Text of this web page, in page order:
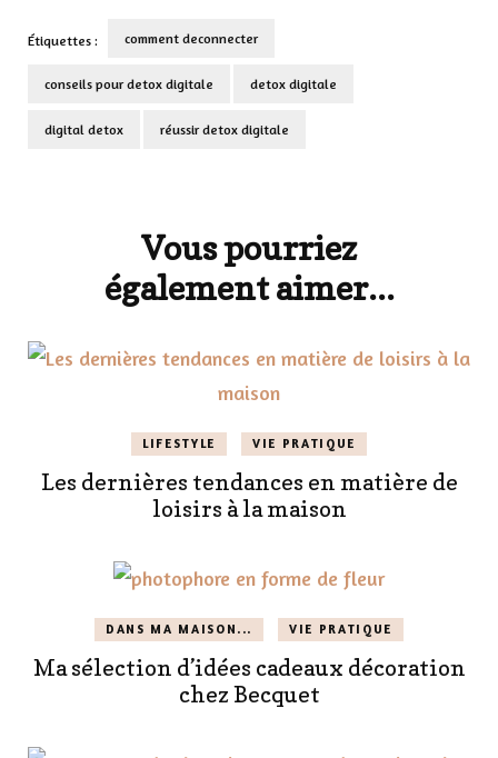
Étiquettes : comment deconnecter
conseils pour detox digitale detox digitale
digital detox réussir detox digitale
Vous pourriez
également aimer...
LIFESTYLE VIE PRATIQUE
Les dernières tendances en matière de
loisirs à la maison
DANS MA MAISON... VIE PRATIQUE
Ma sélection d’idées cadeaux décoration
chez Becquet